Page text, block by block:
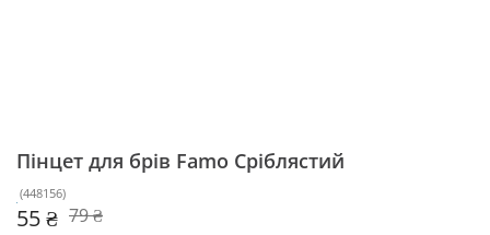
Пінцет для брів Famo Сріблястий
(448156)
55 ₴ 79 ₴